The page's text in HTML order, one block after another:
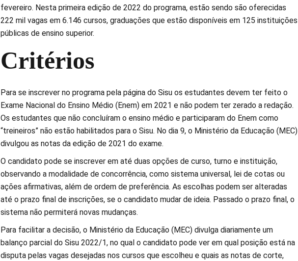
fevereiro. Nesta primeira edição de 2022 do programa, estão sendo são oferecidas
222 mil vagas em 6.146 cursos, graduações que estão disponíveis em 125 instituições
públicas de ensino superior.
Critérios
Para se inscrever no programa pela página do Sisu os estudantes devem ter feito o
Exame Nacional do Ensino Médio (Enem) em 2021 e não podem ter zerado a redação.
Os estudantes que não concluíram o ensino médio e participaram do Enem como
“treineiros” não estão habilitados para o Sisu. No dia 9, o Ministério da Educação (MEC)
divulgou as notas da edição de 2021 do exame.
O candidato pode se inscrever em até duas opções de curso, turno e instituição,
observando a modalidade de concorrência, como sistema universal, lei de cotas ou
ações afirmativas, além de ordem de preferência. As escolhas podem ser alteradas
até o prazo final de inscrições, se o candidato mudar de ideia. Passado o prazo final, o
sistema não permiterá novas mudanças.
Para facilitar a decisão, o Ministério da Educação (MEC) divulga diariamente um
balanço parcial do Sisu 2022/1, no qual o candidato pode ver em qual posição está na
disputa pelas vagas desejadas nos cursos que escolheu e quais as notas de corte,